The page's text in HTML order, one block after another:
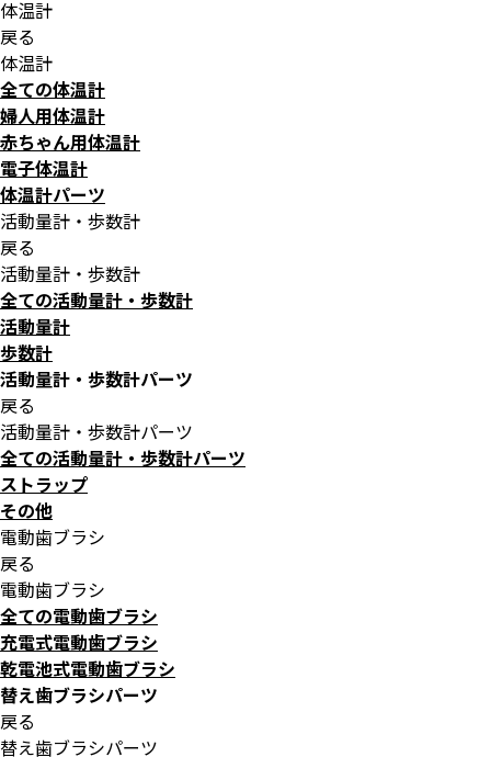
体温計
戻る
体温計
全ての体温計
婦人用体温計
赤ちゃん用体温計
電子体温計
体温計パーツ
活動量計・歩数計
戻る
活動量計・歩数計
全ての活動量計・歩数計
活動量計
歩数計
活動量計・歩数計パーツ
戻る
活動量計・歩数計パーツ
全ての活動量計・歩数計パーツ
ストラップ
その他
電動歯ブラシ
戻る
電動歯ブラシ
全ての電動歯ブラシ
充電式電動歯ブラシ
乾電池式電動歯ブラシ
替え歯ブラシパーツ
戻る
替え歯ブラシパーツ